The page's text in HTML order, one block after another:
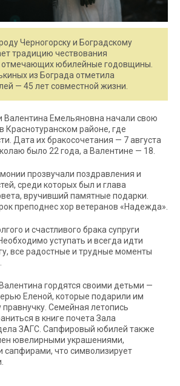
Черногорску и Боградскому
традицию чествования
отмечающих юбилейные годовщины.
из Бограда отметила
— 45 лет совместной жизни.
Валентина Емельяновна начали свою
Краснотуранском районе, где
Дата их бракосочетания — 7 августа
было 22 года, а Валентине — 18.
прозвучали поздравления и
среди которых был и глава
вручивший памятные подарки.
преподнес хор ветеранов «Надежда».
и счастливого брака супруги
уступать и всегда идти
все радостные и трудные моменты
гордятся своими детьми —
Еленой, которые подарили им
правнучку. Семейная летопись
в книге почета Зала
ЗАГС. Сапфировый юбилей также
ювелирными украшениями,
сапфирами, что символизирует